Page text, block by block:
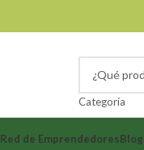
Categoría
Red de EmprendedoresBlog